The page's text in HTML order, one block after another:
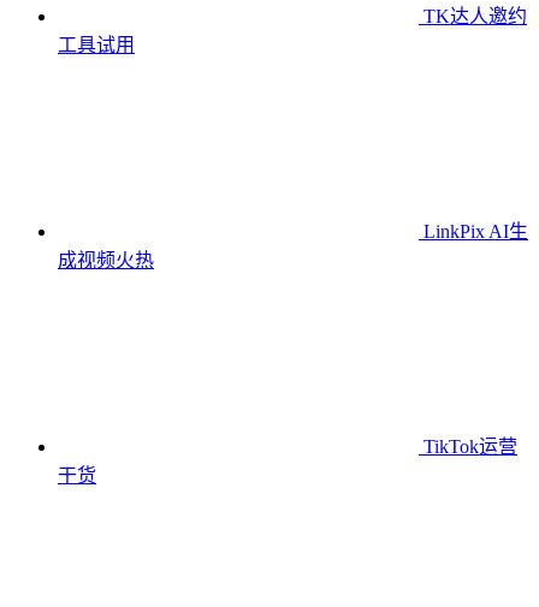
TK达人邀约
工具试用
LinkPix AI生
成视频火热
TikTok运营
干货